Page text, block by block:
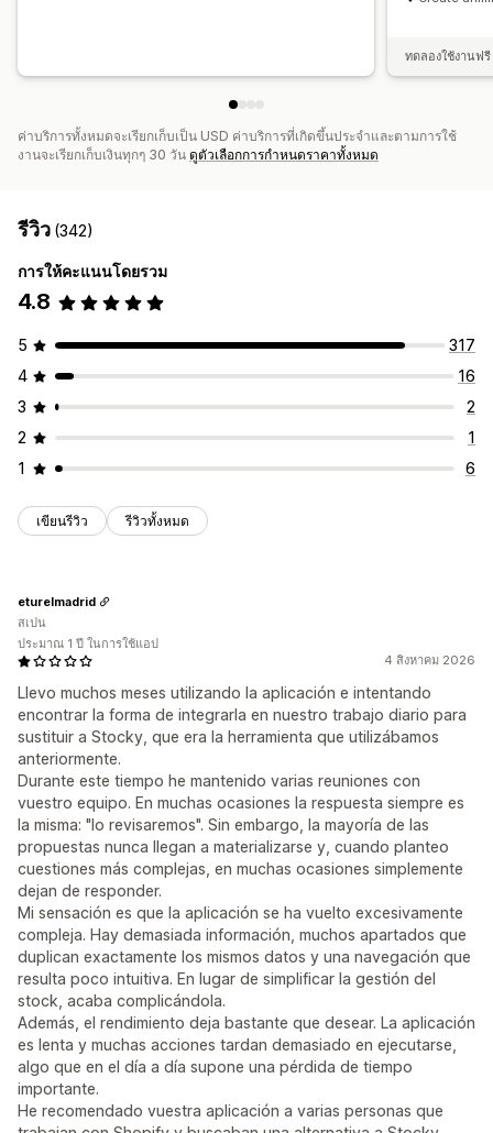
ทดลองใช้งานฟ
ค่าบริการทั้งหมดจะเรียกเก็บเป็น USD ค่าบริการที่เกิดขึ้นประจำและตามการใช้
งานจะเรียกเก็บเงินทุกๆ 30 วัน ดูตัวเลือกการกำหนดราคาทั้งหมด
รีวิว (342)
การให้คะแนนโดยรวม
4.8
5
317
4
16
3
2
2
1
1
6
เขียนรีวิว รีวิวทั้งหมด
4 สิงหาคม 2026
Llevo muchos meses utilizando la aplicación e intentando
encontrar la forma de integrarla en nuestro trabajo diario para
sustituir a Stocky, que era la herramienta que utilizábamos
anteriormente.
Durante este tiempo he mantenido varias reuniones con
vuestro equipo. En muchas ocasiones la respuesta siempre es
la misma: "lo revisaremos". Sin embargo, la mayoría de las
propuestas nunca llegan a materializarse y, cuando planteo
cuestiones más complejas, en muchas ocasiones simplemente
dejan de responder.
Mi sensación es que la aplicación se ha vuelto excesivamente
compleja. Hay demasiada información, muchos apartados que
duplican exactamente los mismos datos y una navegación que
resulta poco intuitiva. En lugar de simplificar la gestión del
stock, acaba complicándola.
Además, el rendimiento deja bastante que desear. La aplicación
es lenta y muchas acciones tardan demasiado en ejecutarse,
algo que en el día a día supone una pérdida de tiempo
importante.
He recomendado vuestra aplicación a varias personas que
eturelmadrid
สเปน
ประมาณ 1 ปี ในการใช้แอป